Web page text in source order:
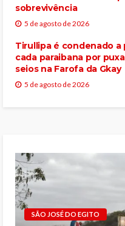
sobrevivência
5 de agosto de 2026
Tirullipa é condenado a
cada paraibana por
seios na Farofa da Gkay
5 de agosto de 2026
SÃO JOSÉ DO EGITO